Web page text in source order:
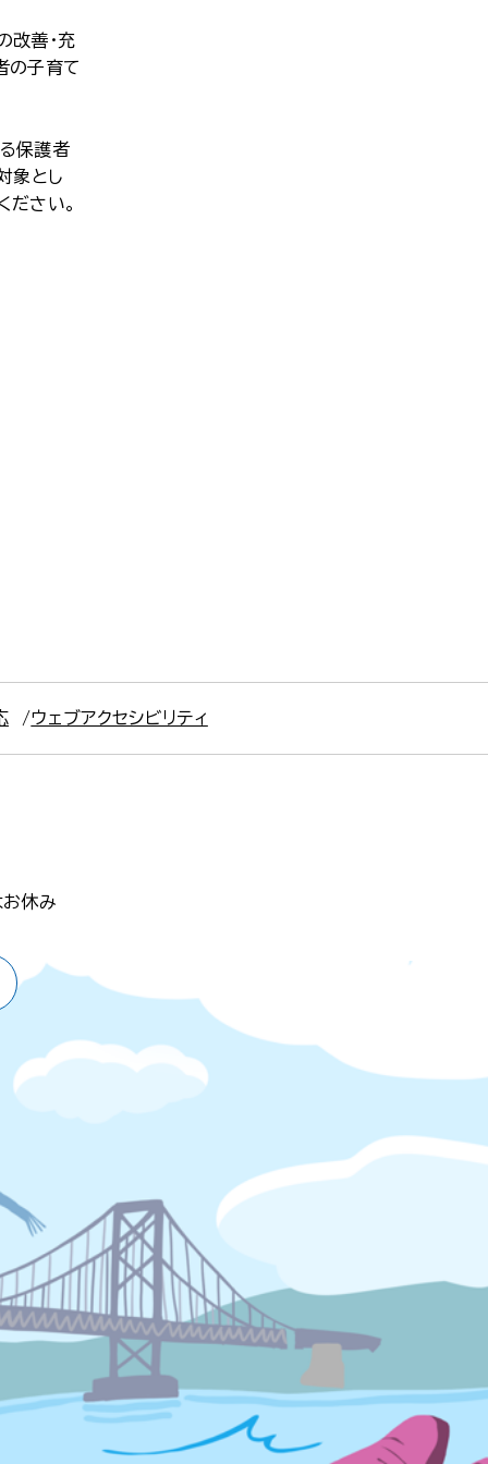
改善・充
の子育て
保護者
象とし
さい。
ウェブアクセシビリティ
休み